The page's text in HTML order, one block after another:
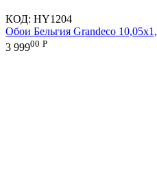
КОД: HY1204
Обои Бельгия Grandeco
3 99900 Р